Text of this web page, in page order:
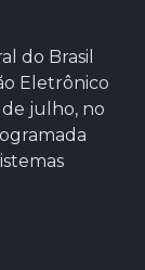
do Brasil
Eletrônico
julho, no